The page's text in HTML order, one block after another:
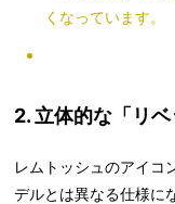
くなっています。
2. 立体的な「リベ
レムトッシュのアイコ
デルとは異なる仕様に